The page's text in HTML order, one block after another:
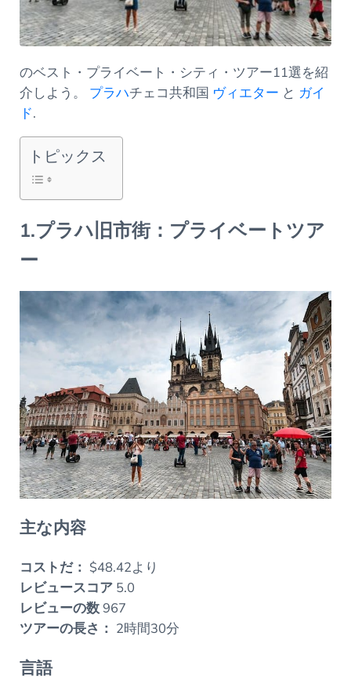
のベスト・プライベート・シティ・ツアー11選を紹
介しよう。 プラハチェコ共和国 ヴィエター と ガイ
ド.
トピックス
1.プラハ旧市街：プライベートツア
ー
主な内容
コストだ： $48.42より
レビュースコア5.0
レビューの数967
ツアーの長さ： 2時間30分
言語